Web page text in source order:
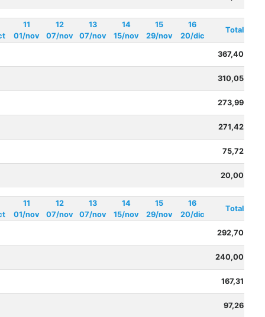
11
01/nov
12
07/nov
13
07/nov
14
15/nov
15
29/nov
16
20/dic
Total
367,40
310,05
273,99
271,42
75,72
20,00
11
01/nov
12
07/nov
13
07/nov
14
15/nov
15
29/nov
16
20/dic
Total
292,70
240,00
167,31
97,26